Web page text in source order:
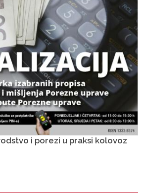
i porezi u praksi kolovoz